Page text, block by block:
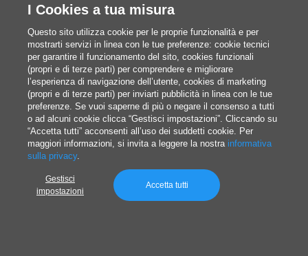
Calendari e agende
Redazione
Questi siamo noi
blog@pixartprinting.com
I Cookies a tua misura
Questo sito utilizza cookie per le proprie funzionalità e per
mostrarti servizi in linea con le tue preferenze: cookie tecnici
per garantire il funzionamento del sito, cookies funzionali
(propri e di terze parti) per comprendere e migliorare
l’esperienza di navigazione dell’utente, cookies di marketing
(propri e di terze parti) per inviarti pubblicità in linea con le tue
preferenze. Se vuoi saperne di più o negare il consenso a tutti
o ad alcuni cookie clicca “Gestisci impostazioni”. Cliccando su
“Accetta tutti” acconsenti all’uso dei suddetti cookie. Per
maggiori informazioni, si invita a leggere la nostra informativa
sulla privacy.
Gestisci
impostazioni
Accetta tutti